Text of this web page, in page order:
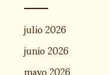
julio 2026
junio 2026